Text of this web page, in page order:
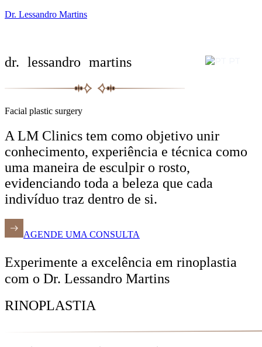
Dr. Lessandro Martins
dr. lessandro martins
Facial plastic surgery
A LM Clinics tem como objetivo unir
conhecimento, experiência e técnica como
uma maneira de esculpir o rosto,
evidenciando toda a beleza que cada
indivíduo traz dentro de si.
AGENDE UMA CONSULTA
Experimente a excelência em rinoplastia
com o Dr. Lessandro Martins
RINOPLASTIA